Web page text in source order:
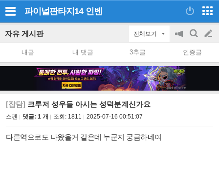
파이널판타지14 인벤
자유 게시판 전체보기
공
on/off
검
색
글
쓰
내글 내 댓글 3추글 인증글
[잡담] 크루저 성우들 아시는 성덕분계신가요
스펜 댓글: 1 개 조회: 1811 2025-07-16 00:51:07
다른역으로도 나왔을거 같은데 누군지 궁금하네여